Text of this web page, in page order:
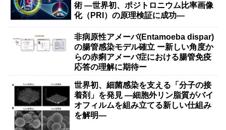
術 ―世界初、ポジトロニウム比率画像
化（PRI）の原理検証に成功―
非病原性アメーバ(Entamoeba dispar)
の腸管感染モデル確立 ー新しい角度か
らの赤痢アメーバ症における腸管免疫
応答の理解に期待ー
世界初、細菌感染を支える「分子の接
着剤」を発見 ―細胞外リン脂質がバイ
オフィルムを組み立てる新しい仕組み
を解明―